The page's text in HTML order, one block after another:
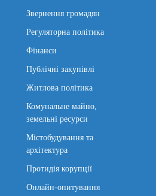
Звернення громадян
Регуляторна політика
Фінанси
Публічні закупівлі
Житлова політика
Комунальне майно,
земельні ресурси
Містобудування та
архітектура
Протидія корупції
Онлайн-опитування